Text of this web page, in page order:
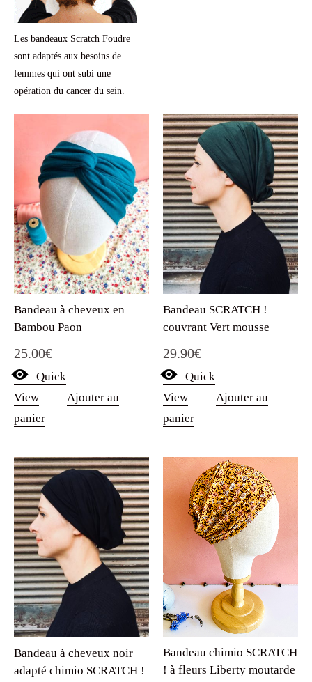
Les bandeaux Scratch Foudre
sont adaptés aux besoins de
femmes qui ont subi une
opération du cancer du sein.
Bandeau à cheveux en
Bambou Paon
25.00€
Quick
View
Ajouter au
panier
Bandeau SCRATCH !
couvrant Vert mousse
29.90€
Quick
View
Ajouter au
panier
Bandeau à cheveux noir
adapté chimio SCRATCH !
Bandeau chimio SCRATCH
! à fleurs Liberty moutarde